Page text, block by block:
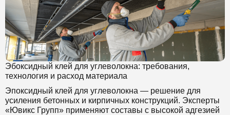
Эбоксидный клей для углеволокна: требования,
технология и расход материала
Эпоксидный клей для углеволокна — решение для
усиления бетонных и кирпичных конструкций. Эксперты
«Ювикс Групп» применяют составы с высокой адгезией